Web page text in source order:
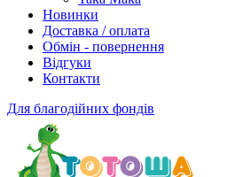
Новинки
Доставка / оплата
Обмін - повернення
Відгуки
Контакти
Для благодійних фондів